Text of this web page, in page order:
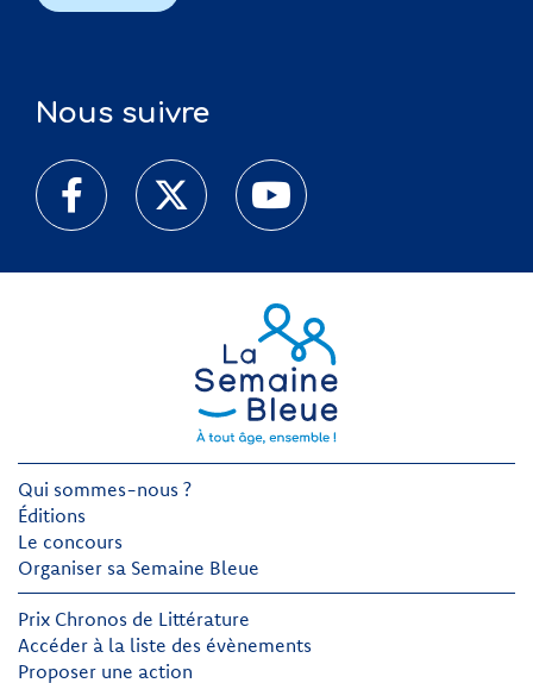
Nous suivre
Qui sommes-nous ?
Éditions
Le concours
Organiser sa Semaine Bleue
Prix Chronos de Littérature
Accéder à la liste des évènements
Proposer une action